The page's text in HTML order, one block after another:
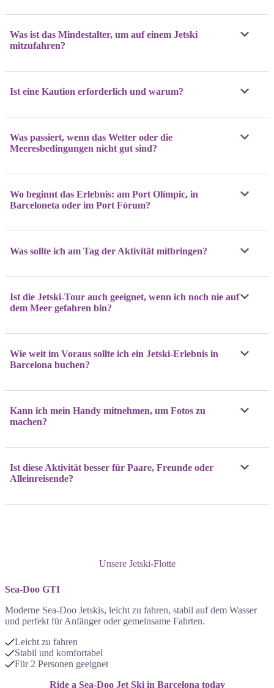
Was ist das Mindestalter, um auf einem Jetski
mitzufahren?
Ist eine Kaution erforderlich und warum?
Was passiert, wenn das Wetter oder die
Meeresbedingungen nicht gut sind?
Wo beginnt das Erlebnis: am Port Olímpic, in
Barceloneta oder im Port Fòrum?
Was sollte ich am Tag der Aktivität mitbringen?
Ist die Jetski-Tour auch geeignet, wenn ich noch nie auf
dem Meer gefahren bin?
Wie weit im Voraus sollte ich ein Jetski-Erlebnis in
Barcelona buchen?
Kann ich mein Handy mitnehmen, um Fotos zu
machen?
Ist diese Aktivität besser für Paare, Freunde oder
Alleinreisende?
Unsere Jetski-Flotte
Sea-Doo GTI
Moderne Sea-Doo Jetskis, leicht zu fahren, stabil auf dem Wasser
und perfekt für Anfänger oder gemeinsame Fahrten.
Leicht zu fahren
Stabil und komfortabel
Für 2 Personen geeignet
Ride a Sea-Doo Jet Ski in Barcelona today